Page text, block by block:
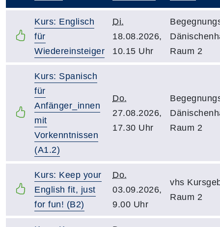
Kurs: Englisch
für
Wiedereinsteiger
Di.
18.08.2026,
10.15 Uhr
Raum 2
Kurs: Spanisch
für
Anfänger_innen
mit
Vorkenntnissen
(A1.2)
Do.
27.08.2026,
17.30 Uhr
Raum 2
Kurs: Keep your
English fit, just
for fun! (B2)
Do.
03.09.2026,
9.00 Uhr
vhs
Raum 2